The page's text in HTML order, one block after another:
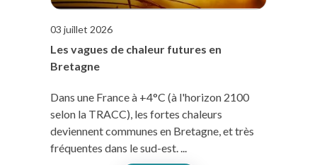
03 juillet 2026
Les vagues de chaleur futures en
Bretagne
Dans une France à +4°C (à l'horizon 2100
selon la TRACC), les fortes chaleurs
deviennent communes en Bretagne, et très
fréquentes dans le sud-est. ...